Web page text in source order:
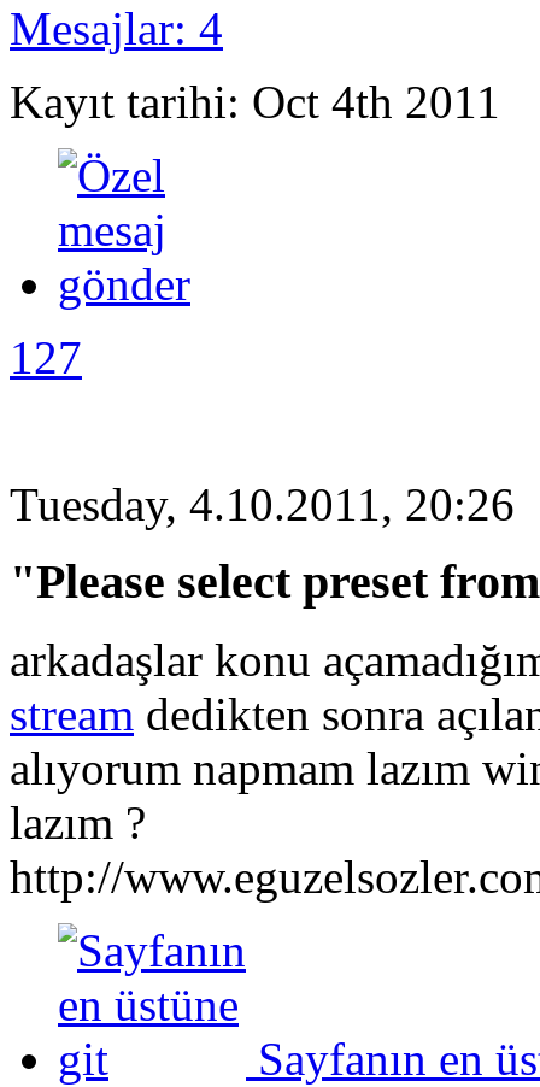
Mesajlar: 4
Kayıt tarihi: Oct 4th 2011
127
Tuesday, 4.10.2011, 20:26
"Please select preset
arkadaşlar konu
stream dedikten sonra
alıyorum napmam lazım
lazım ?
http://
Sayfanın en